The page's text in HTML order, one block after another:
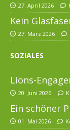
27. April 2026
Kein
27. März 2026
SOZIALES
Lions-
20. Juni 2026
Ein schöner
01. Mai 2026